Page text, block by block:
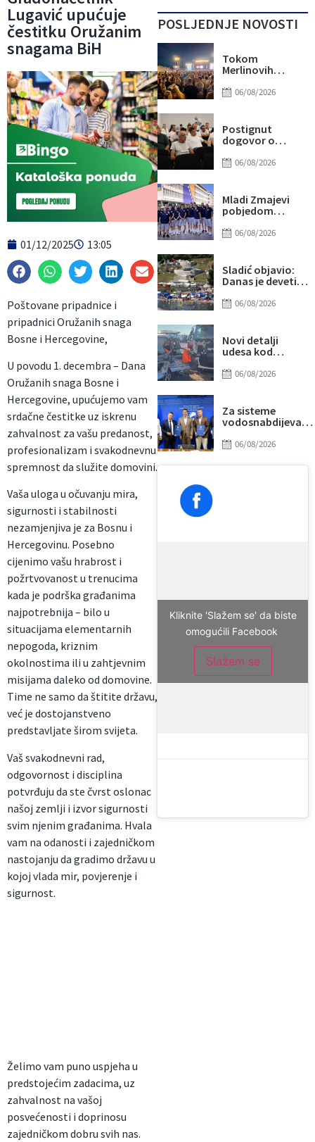
Lugavić upućuje
čestitku Oružanim
snagama BiH
01/12/2025 13:05
Poštovane pripadnice i
pripadnici Oružanih snaga
Bosne i Hercegovine,
U povodu 1. decembra – Dana
Oružanih snaga Bosne i
Hercegovine, upućujemo vam
srdačne čestitke uz iskrenu
zahvalnost za vašu predanost,
profesionalizam i svakodnevnu
spremnost da služite domovini.
Vaša uloga u očuvanju mira,
sigurnosti i stabilnosti
nezamjenjiva je za Bosnu i
Hercegovinu. Posebno
cijenimo vašu hrabrost i
požrtvovanost u trenucima
kada je podrška građanima
najpotrebnija – bilo u
situacijama elementarnih
nepogoda, kriznim
okolnostima ili u zahtjevnim
misijama daleko od domovine.
Time ne samo da štitite državu,
već je dostojanstveno
predstavljate širom svijeta.
Vaš svakodnevni rad,
odgovornost i disciplina
potvrđuju da ste čvrst oslonac
našoj zemlji i izvor sigurnosti
svim njenim građanima. Hvala
vam na odanosti i zajedničkom
nastojanju da gradimo državu u
kojoj vlada mir, povjerenje i
sigurnost.
Želimo vam puno uspjeha u
predstojećim zadacima, uz
zahvalnost na vašoj
posvećenosti i doprinosu
zajedničkom dobru svih nas.
POSLJEDNJE NOVOSTI
Tokom
Merlinovih
gotovo 156
06/08/2026
Postignut
dogovor o
koracima za
otpuštenih
radnika
Komunalnog
06/08/2026
Mladi Zmajevi
pobjedom
poruku na
06/08/2026
Sladić objavio:
Danas je deveti
od 40 stepeni,
06/08/2026
Novi detalji
udesa kod
Preminuo
povrijeđenima i
beba
06/08/2026
Za sisteme
izdvojeno gotovo
06/08/2026
Kliknite 'Slažem se' da biste
omogućili Facebook
Slažem se